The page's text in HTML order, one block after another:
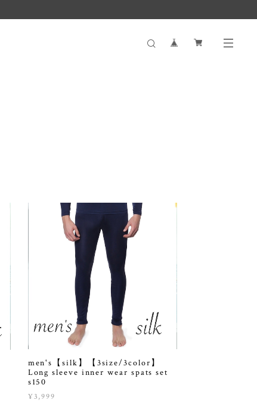
men's【silk】【3size/3color】
Long sleeve inner wear spats set
s150
¥3,999